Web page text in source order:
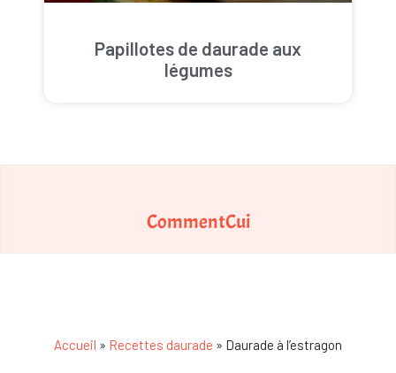
Papillotes de daurade aux
légumes
CommentCui
Accueil » Recettes daurade » Daurade à l’estragon